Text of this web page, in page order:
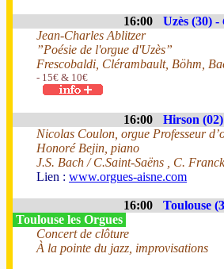
16:00 Uzès (30) -
Jean-Charles Ablitzer
”Poésie de l'orgue d'Uzès”
Frescobaldi, Clérambault, Böhm,
- 15€ & 10€
16:00 Hirson
Nicolas Coulon, orgue Professeur
Honoré Bejin, piano
J.S. Bach / C.Saint-Saëns , C.
Lien : www.orgues-aisne.com
16:00 Toulouse
Toulouse les Orgues
Concert de clôture
À la pointe du jazz, improvisations